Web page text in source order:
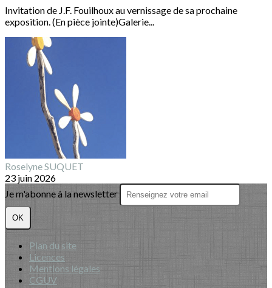
Invitation de J.F. Fouilhoux au vernissage de sa prochaine
exposition. (En pièce jointe)Galerie...
Roselyne SUQUET
23 juin 2026
Je m'abonne à la newsletter
OK
Plan du site
Licences
Mentions légales
CGUV